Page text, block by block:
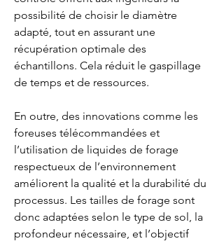
possibilité de choisir le diamètre
adapté, tout en assurant une
récupération optimale des
échantillons. Cela réduit le gaspillage
de temps et de ressources.
En outre, des innovations comme les
foreuses télécommandées et
l’utilisation de liquides de forage
respectueux de l’environnement
améliorent la qualité et la durabilité du
processus. Les tailles de forage sont
donc adaptées selon le type de sol, la
profondeur nécessaire, et l’objectif